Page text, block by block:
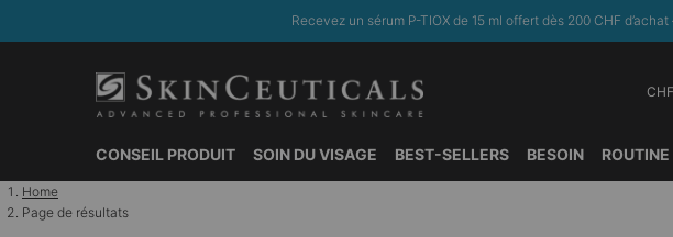
Recevez un sérum P-TIOX de 15 ml offert dès 200 CHF
CONSEIL PRODUIT SOIN DU VISAGE BEST-SELLERS BESOIN
Contenu principal
Home
Page de résultats